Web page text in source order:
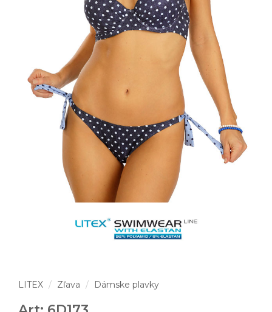
LITEX Zľava Dámske plavky